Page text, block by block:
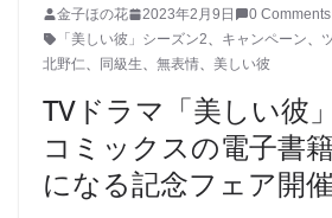
金子ほの花 2023年2月9日
0 Comments
「美しい彼」シーズン2
キャンペーン
北野仁
同級生 無表情 美しい彼
TVドラマ「美しい彼
コミックスの電子書
になる記念フェア開催